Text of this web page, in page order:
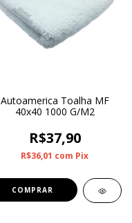
Autoamerica Toalha MF
40x40 1000 G/M2
R$37,90
R$36,01 com Pix